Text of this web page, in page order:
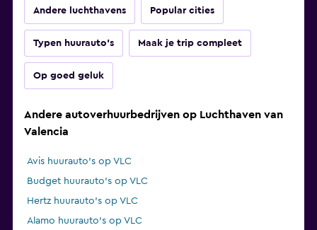
Andere luchthavens Popular cities
Typen huurauto's Maak je trip compleet
Op goed geluk
Andere autoverhuurbedrijven op Luchthaven van
Valencia
Avis huurauto's op VLC
Budget huurauto's op VLC
Hertz huurauto's op VLC
Alamo huurauto's op VLC